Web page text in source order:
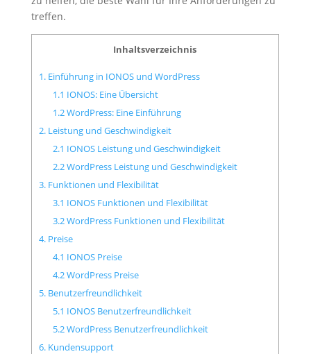
treffen.
Inhaltsverzeichnis
1. Einführung in IONOS und WordPress
1.1 IONOS: Eine Übersicht
1.2 WordPress: Eine Einführung
2. Leistung und Geschwindigkeit
2.1 IONOS Leistung und Geschwindigkeit
2.2 WordPress Leistung und Geschwindigkeit
3. Funktionen und Flexibilität
3.1 IONOS Funktionen und Flexibilität
3.2 WordPress Funktionen und Flexibilität
4. Preise
4.1 IONOS Preise
4.2 WordPress Preise
5. Benutzerfreundlichkeit
5.1 IONOS Benutzerfreundlichkeit
5.2 WordPress Benutzerfreundlichkeit
6. Kundensupport